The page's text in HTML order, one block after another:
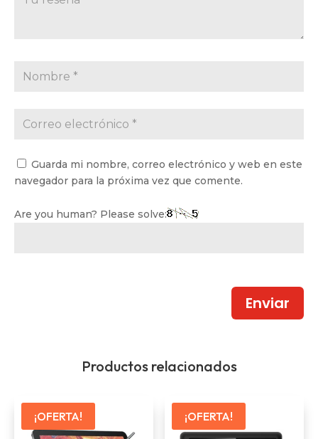
Guarda mi nombre, correo electrónico y web en este
navegador para la próxima vez que comente.
Are you human? Please solve:
Enviar
Productos relacionados
¡OFERTA! ¡OFERTA!